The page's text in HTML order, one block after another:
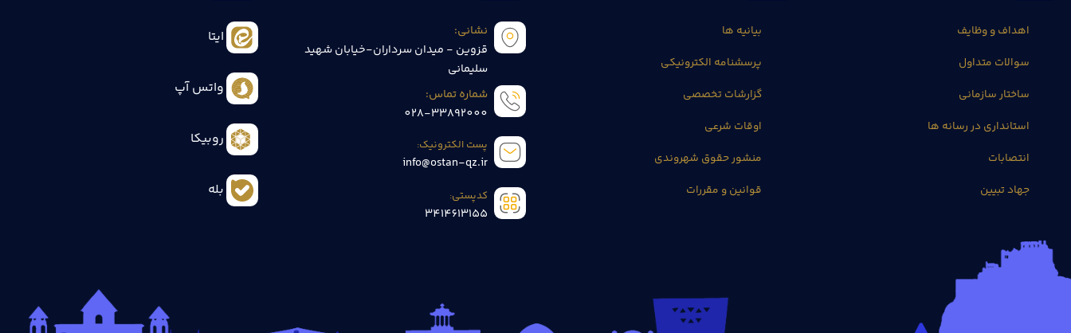
اهداف و وظایف
سوالات متداول
ساختار سازمانی
استانداری در رسانه ها
انتصابات
جهاد تبیین
بیانیه ها
پرسشنامه الکترونیکی
گزارشات تخصصی
اوقات شرعی
منشور حقوق شهروندی
قوانین و مقررات
نشانی:
قزوین - میدان سرداران-خیابان شهید
سلیمانی
شماره تماس:
028-33892000
پست الکترونیک:
info@ostan-qz.ir
کدپستی:
3414613155
ایتا
واتس آپ
روبیکا
بله